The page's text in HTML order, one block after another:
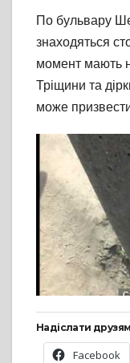
По бульвару
знаходяться
момент мають
Тріщини та
може
Надіслати друзям
Facebook